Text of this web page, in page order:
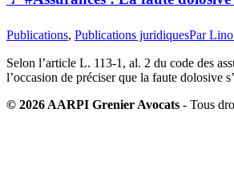
Publications, Publications juridiquesPar
Selon l’article L. 113-1, al. 2 du code des
l’occasion de préciser que la faute dolosive
© 2026 AARPI Grenier Avocats - Tous